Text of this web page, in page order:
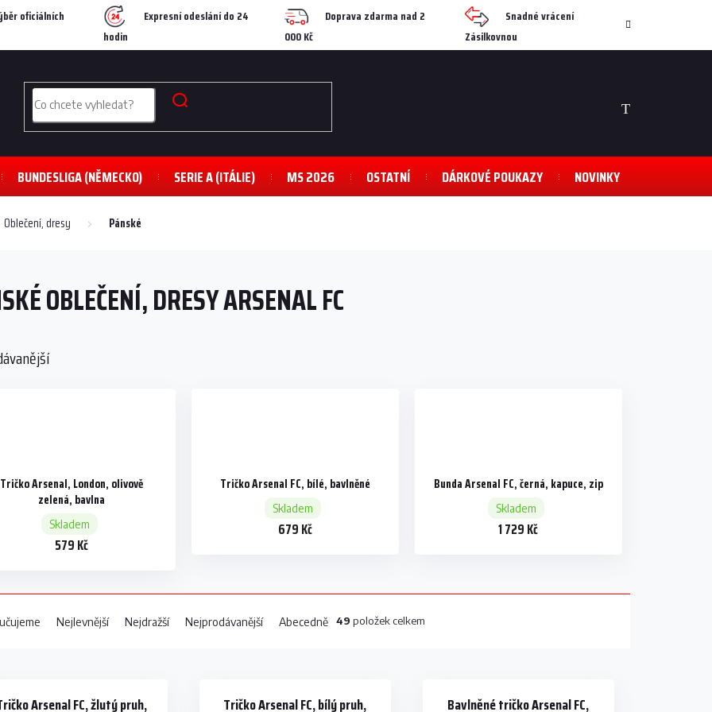
oficiálních
Expresní odeslání do 24
hodin
Doprava zdarma nad 2
000 Kč
Snadné vrácení
Zásilkovnou
NÁKUPNÍ
BUNDESLIGA (NĚMECKO) SERIE A (ITÁLIE) MS 2026 OSTATNÍ DÁRKOVÉ POUKAZY NOVINKY
Oblečení, dresy Pánské
OBLEČENÍ, DRESY ARSENAL FC
Tričko Arsenal, London, olivově
zelená, bavlna
Skladem
579 Kč
Tričko Arsenal FC, bílé, bavlněné
Skladem
679 Kč
Bunda Arsenal FC, černá, kapuce, zip
Skladem
1 729 Kč
Nejlevnější Nejdražší Nejprodávanější Abecedně 49 položek celkem
Arsenal FC, žlutý pruh,
Tričko Arsenal FC, bílý pruh,
Bavlněné tričko Arsenal FC,